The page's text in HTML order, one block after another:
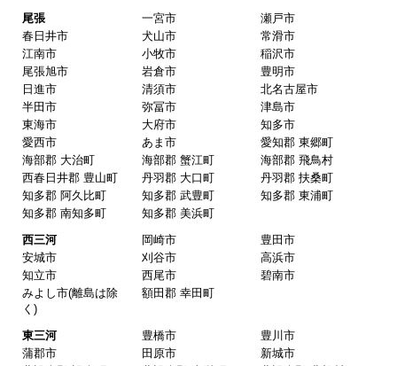
欲しい商品をスムーズに注文できましたか？
ショップからの連絡や対応は適切でしたか？
予定の期日までに商品が届きましたか？
商品の梱包は必要十分なものでしたか？
はい
【注文商品】換気扇・レンジフー
尾張
一宮市
瀬戸市
春日井市
犬山市
常滑市
江南市
小牧市
稲沢市
尾張旭市
岩倉市
豊明市
日進市
清須市
北名古屋市
半田市
弥冨市
津島市
東海市
大府市
知多市
愛西市
あま市
愛知郡 東郷町
海部郡 大治町
海部郡 蟹江町
海部郡 飛鳥村
西春日井郡 豊山町
丹羽郡 大口町
丹羽郡 扶桑町
知多郡 阿久比町
知多郡 武豊町
知多郡 東浦町
知多郡 南知多町
知多郡 美浜町
西三河
岡崎市
豊田市
安城市
刈谷市
高浜市
知立市
西尾市
碧南市
みよし市(離島は除
く)
額田郡 幸田町
東三河 豊橋市
豊川市
蒲郡市
田原市
新城市